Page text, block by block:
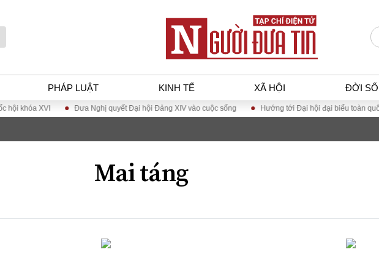
PHÁP LUẬT KINH TẾ XÃ HỘI ĐỜI
Góc nhìn luật gia
An ninh - Hình sự
Xu hướng thị trường
Giao
XVI Đưa Nghị quyết Đại hội Đảng XIV vào cuộc sống Hướng tới Đại hội đại biểu toàn quốc Hội
Mai táng